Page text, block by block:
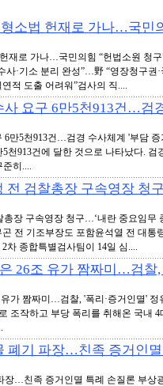
형소법 헌재로 가나…국민
재로 가나…국민의힘 “헌법소원 청
사·기소 분리 완성”…野 “영장청구권
적 도출 어려워”검사의 직....
사 요구 6만5천913건…검
6만5천913건…검경 수사체계 '부담
천913건에 달한 것으로 나타났다. 검
히....
전 검찰총장 구속영장 청
장 구속영장 청구…‘내란 중요임무
전 기조부장도 포함윤석열 전 대통
차 종합특별검사팀이 14일 심....
26조 유가 짬짜미…검찰,
가 짬짜미…검찰, '폭리·증거인멸'
조작하고 부당 폭리를 취해온 국내
폐기 파장…친족 증거인
장…친족 증거인멸 특례 손질론 부상